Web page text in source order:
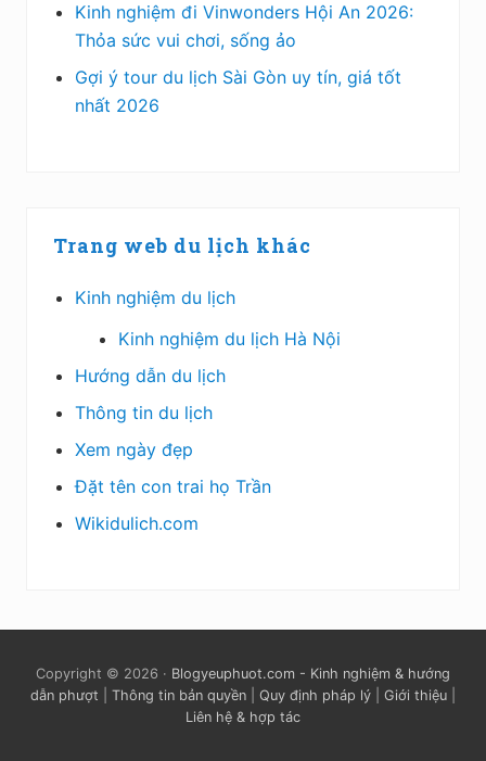
Kinh nghiệm đi Vinwonders Hội An 2026:
Thỏa sức vui chơi, sống ảo
Gợi ý tour du lịch Sài Gòn uy tín, giá tốt
nhất 2026
Trang web du lịch khác
Kinh nghiệm du lịch
Kinh nghiệm du lịch Hà Nội
Hướng dẫn du lịch
Thông tin du lịch
Xem ngày đẹp
Đặt tên con trai họ Trần
Wikidulich.com
Copyright © 2026 · Blogyeuphuot.com - Kinh nghiệm & hướng
dẫn phượt
Thông tin bản quyền Quy định pháp lý Giới thiệu
Liên hệ & hợp tác